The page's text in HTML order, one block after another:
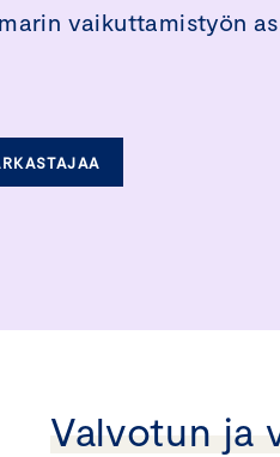
vaikuttamistyön
Valvotun ja